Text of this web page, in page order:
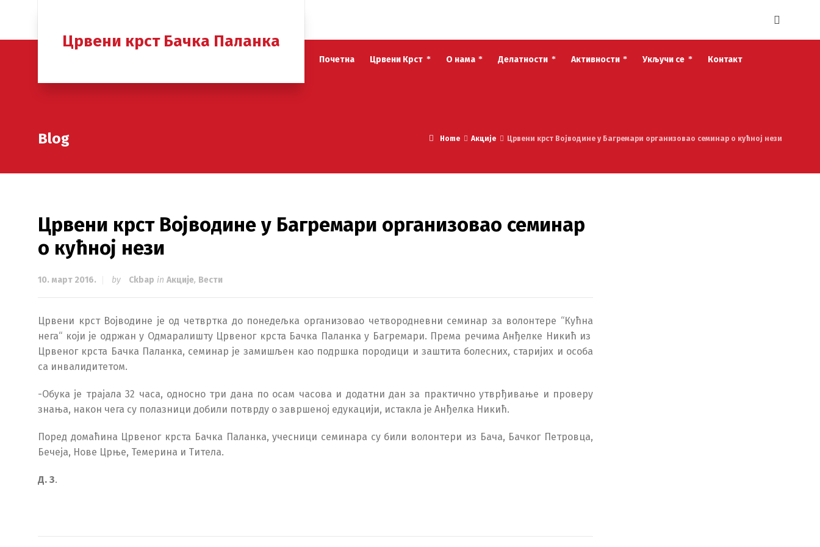
Црвени крст Бачка Паланка
Почетна Црвени Крст О нама Делатности Активности Укључи се Контакт
Blog Home Акције Црвени крст Војводине у Багремари организовао семинар о кућној нези
Црвени крст Војводине у Багремари организовао семинар
о кућној нези
10. март 2016. by Ckbap in Акције, Вести
Црвени крст Војводине је од четвртка до понедељка организовао четвородневни семинар за волонтере “Кућна
нега“ који је одржан у Одмаралишту Црвеног крста Бачка Паланка у Багремари. Према речима Анђелке Никић из
Црвеног крста Бачка Паланка, семинар је замишљен као подршка породици и заштита болесних, старијих и особа
са инвалидитетом.
-Обука је трајала 32 часа, односно три дана по осам часова и додатни дан за практично утврђивање и проверу
знања, након чега су полазници добили потврду о завршеној едукацији, истакла је Анђелка Никић.
Поред домаћина Црвеног крста Бачка Паланка, учесници семинара су били волонтери из Бача, Бачког Петровца,
Бечеја, Нове Црње, Темерина и Титела.
Д. З.